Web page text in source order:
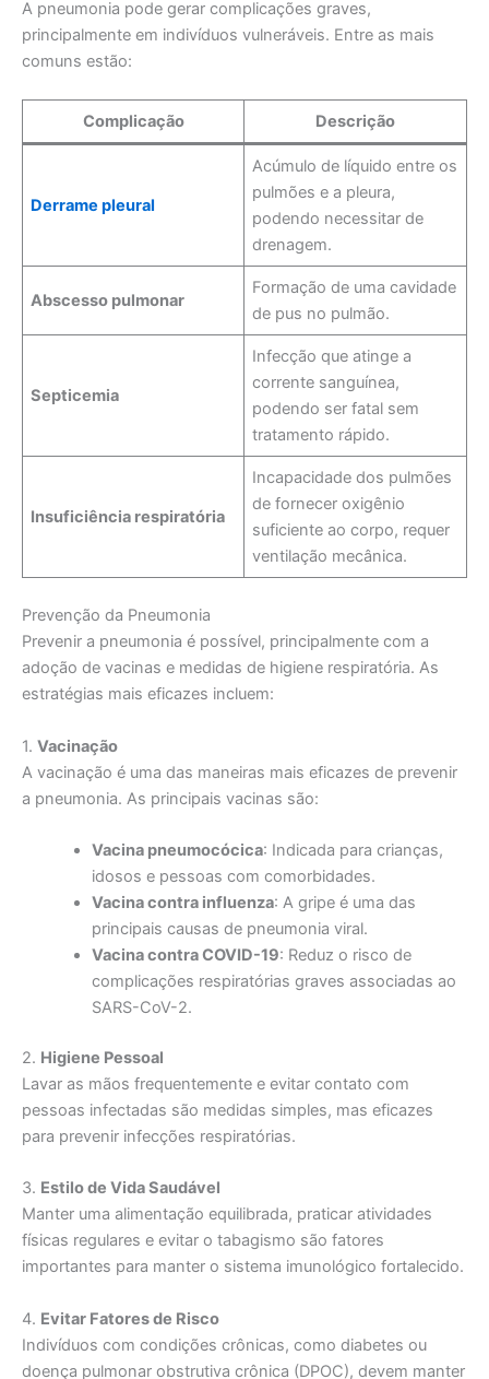
A pneumonia pode gerar complicações graves,
principalmente em indivíduos vulneráveis. Entre as mais
comuns estão:
Complicação Descrição
Derrame pleural
Acúmulo de líquido entre os
pulmões e a pleura,
podendo necessitar de
drenagem.
Abscesso pulmonar
Formação de uma cavidade
de pus no pulmão.
Septicemia
Infecção que atinge a
corrente sanguínea,
podendo ser fatal sem
tratamento rápido.
Insuficiência respiratória
Incapacidade dos pulmões
de fornecer oxigênio
suficiente ao corpo, requer
ventilação mecânica.
Prevenção da Pneumonia
Prevenir a pneumonia é possível, principalmente com a
adoção de vacinas e medidas de higiene respiratória. As
estratégias mais eficazes incluem:
1. Vacinação
A vacinação é uma das maneiras mais eficazes de prevenir
a pneumonia. As principais vacinas são:
Vacina pneumocócica: Indicada para crianças,
idosos e pessoas com comorbidades.
Vacina contra influenza: A gripe é uma das
principais causas de pneumonia viral.
Vacina contra COVID-19: Reduz o risco de
complicações respiratórias graves associadas ao
SARS-CoV-2.
2. Higiene Pessoal
Lavar as mãos frequentemente e evitar contato com
pessoas infectadas são medidas simples, mas eficazes
para prevenir infecções respiratórias.
3. Estilo de Vida Saudável
Manter uma alimentação equilibrada, praticar atividades
físicas regulares e evitar o tabagismo são fatores
importantes para manter o sistema imunológico fortalecido.
4. Evitar Fatores de Risco
Indivíduos com condições crônicas, como diabetes ou
doença pulmonar obstrutiva crônica (DPOC), devem manter